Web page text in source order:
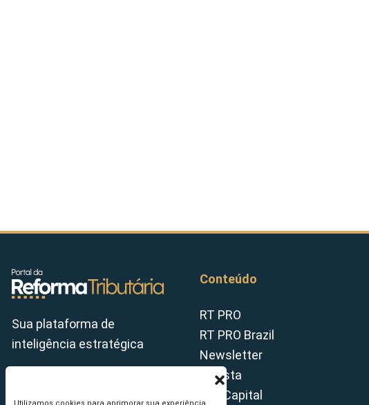
Sua plataforma de
inteligência estratégica
Conteúdo
RT PRO
RT PRO Brazil
Newsletter
Revista
Tax Capital